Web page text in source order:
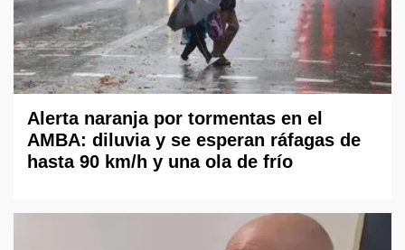
Alerta naranja por tormentas en el
AMBA: diluvia y se esperan ráfagas de
hasta 90 km/h y una ola de frío